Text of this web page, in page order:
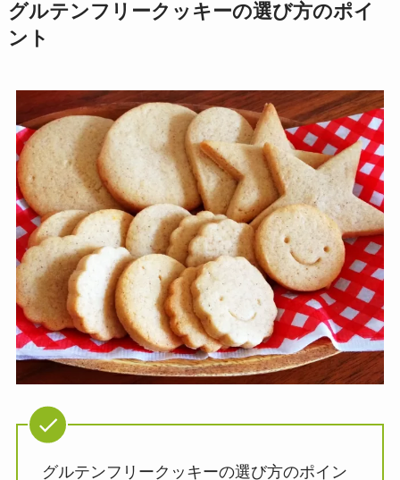
グルテンフリークッキーの選び方のポイ
ント
グルテンフリークッキーの選び方のポイン